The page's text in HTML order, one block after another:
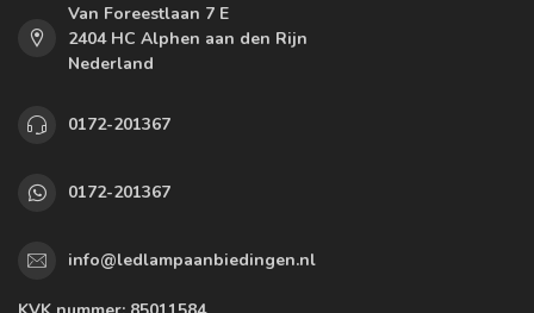
Van Foreestlaan 7 E
2404 HC Alphen aan den Rijn
Nederland
0172-201367
0172-201367
info@ledlampaanbiedingen.nl